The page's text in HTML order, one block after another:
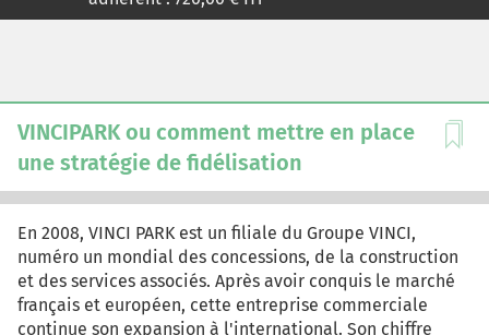
numéro 1 du coffret-cadeau via Internet, reste le produit
conclut qu'il s'agit d'un problème stratégique, associant
l'échec de ce lancement à une erreur de
positionnement. Elle compte procéder au relancement
du produit en proposant une nouvelle stratégie
marketing spécifique et adaptée, et envisage sa
commercialisation en Europe.
VINCIPARK ou comment mettre en place
une stratégie de fidélisation
En 2008, VINCI PARK est un filiale du Groupe VINCI,
numéro un mondial des concessions, de la construction
et des services associés. Après avoir conquis le marché
français et européen, cette entreprise commerciale
continue son expansion à l'international. Son chiffre